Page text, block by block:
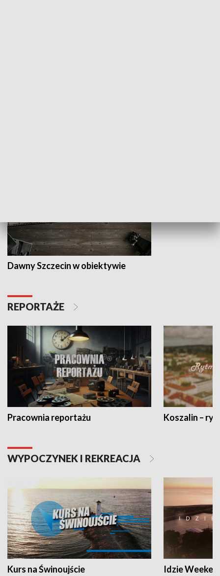
Dawny Szczecin w obiektywie
REPORTAŻE
Pracownia reportażu Koszalin –
WYPOCZYNEK I REKREACJA
Kurs na Świnoujście Idzie